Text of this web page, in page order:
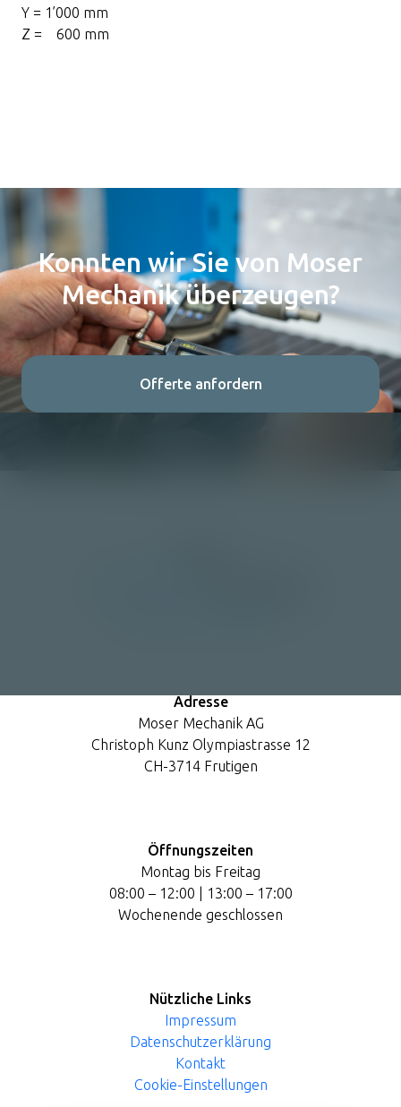
Y = 1’000 mm
Z = 600 mm
Konnten wir Sie von Moser
Mechanik überzeugen?
Offerte anfordern
Adresse
Moser Mechanik AG
Christoph Kunz Olympiastrasse 12
CH-3714 Frutigen
Öffnungszeiten
Montag bis Freitag
08:00 – 12:00 | 13:00 – 17:00
Wochenende geschlossen
Nützliche Links
Impressum
Datenschutzerklärung
Kontakt
Cookie-Einstellungen